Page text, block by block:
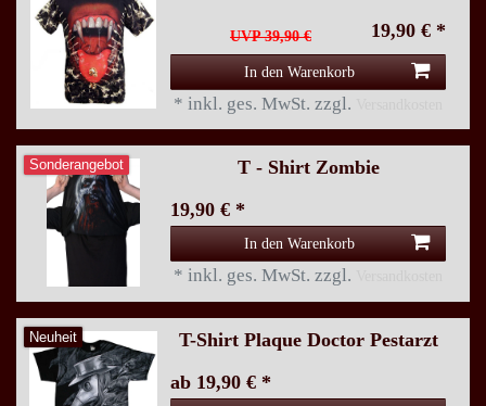
UVP 39,90 € 19,90 € *
In den Warenkorb
* inkl. ges. MwSt. zzgl.
Sonderangebot
T - Shirt Zombie
19,90 € *
In den Warenkorb
* inkl. ges. MwSt. zzgl.
Neuheit
T-Shirt Plaque Doctor Pestarzt
ab 19,90 € *